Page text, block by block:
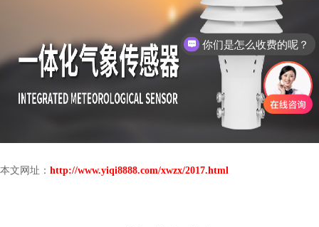
本文网址： http://www.yiqi8888.com/xwzx/2017.html
你们是怎么收费的呢？
现在有优惠活动么？